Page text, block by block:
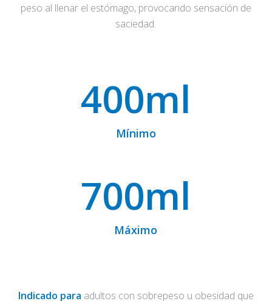
peso al llenar el estómago, provocando sensación de
saciedad.
400ml
Mínimo
700ml
Máximo
Indicado para adultos con sobrepeso u obesidad que